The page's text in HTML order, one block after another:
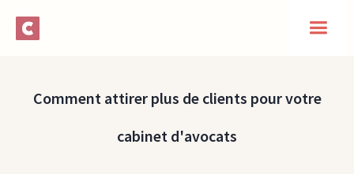
Comment attirer plus de clients pour votre
cabinet d'avocats